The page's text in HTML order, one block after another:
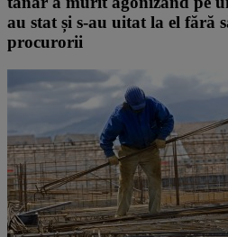
au stat și s-au uitat la el fără
procurorii